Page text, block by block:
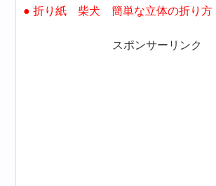
● 折り紙 柴犬 簡単な立体の折り方
スポンサーリンク